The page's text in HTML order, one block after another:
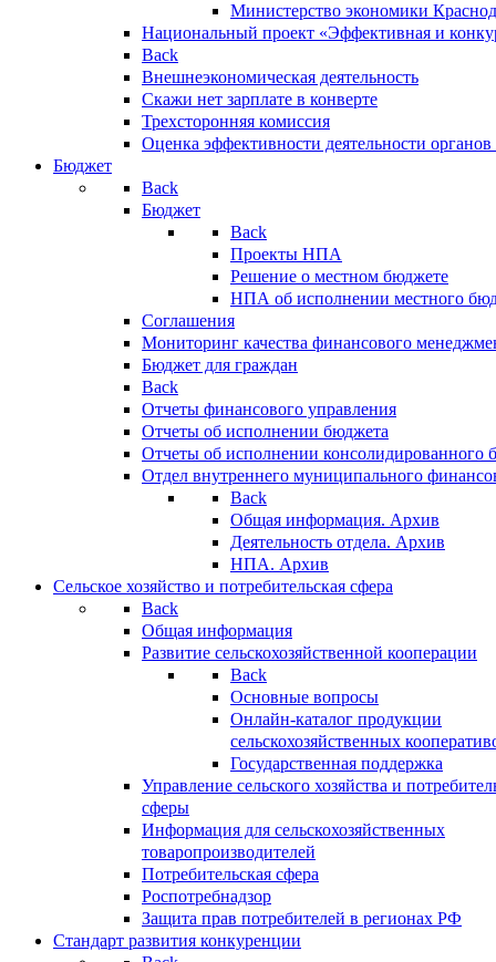
Министерство экономики
Национальный проект «Эффективная и
Back
Внешнеэкономическая деятельность
Скажи нет зарплате в конверте
Трехсторонняя комиссия
Оценка эффективности деятельности
Бюджет
Back
Бюджет
Back
Проекты НПА
Решение о местном бюджете
НПА об исполнении местного
Соглашения
Мониторинг качества финансового
Бюджет для граждан
Back
Отчеты финансового управления
Отчеты об исполнении бюджета
Отчеты об исполнении консолидированного
Отдел внутреннего муниципального
Back
Общая информация. Архив
Деятельность отдела. Архив
НПА. Архив
Сельское хозяйство и потребительская сфера
Back
Общая информация
Развитие сельскохозяйственной кооперации
Back
Основные вопросы
Онлайн-каталог продукции
сельскохозяйственных
Государственная поддержка
Управление сельского хозяйства и
сферы
Информация для сельскохозяйственных
товаропроизводителей
Потребительская сфера
Роспотребнадзор
Защита прав потребителей в регионах РФ
Стандарт развития конкуренции